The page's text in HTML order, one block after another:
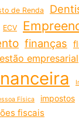
de Renda
ECV
finanças
empresarial
Física impostos
fiscais